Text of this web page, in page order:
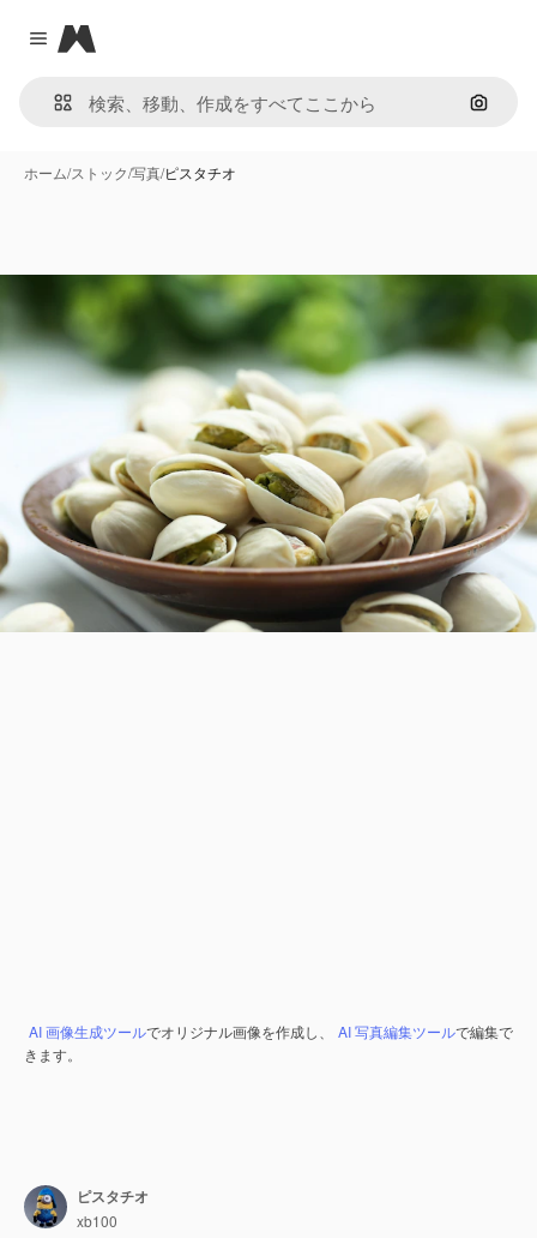
Close menu
Magnific
画像で
ホーム/ストック/写真/ピスタチオ
AI 画像生成ツールでオリジナル画像を作成し、 AI 写真編集ツールで編集で
きます。
ピスタチオ
xb100